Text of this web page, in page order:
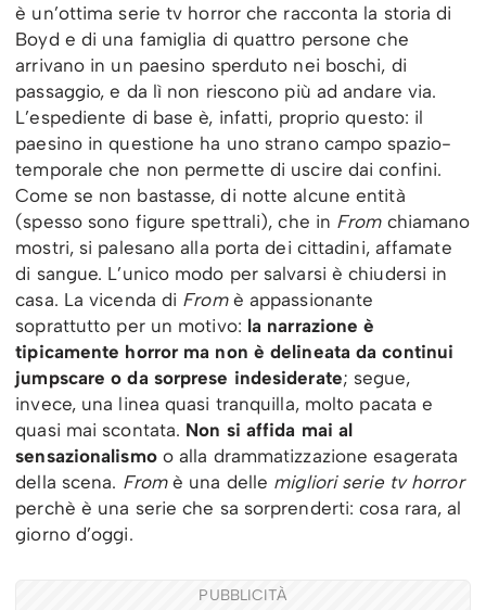
è un’ottima serie tv horror che racconta la storia di
Boyd e di una famiglia di quattro persone che
arrivano in un paesino sperduto nei boschi, di
passaggio, e da lì non riescono più ad andare via.
L’espediente di base è, infatti, proprio questo: il
paesino in questione ha uno strano campo spazio-
temporale che non permette di uscire dai confini.
Come se non bastasse, di notte alcune entità
(spesso sono figure spettrali), che in From chiamano
mostri, si palesano alla porta dei cittadini, affamate
di sangue. L’unico modo per salvarsi è chiudersi in
casa. La vicenda di From è appassionante
soprattutto per un motivo: la narrazione è
tipicamente horror ma non è delineata da continui
jumpscare o da sorprese indesiderate; segue,
invece, una linea quasi tranquilla, molto pacata e
quasi mai scontata. Non si affida mai al
sensazionalismoo alla drammatizzazione esagerata
della scena. Fromè una delle migliori serie tv horror
perchè è una serie che sa sorprenderti: cosa rara, al
giorno d’oggi.
PUBBLICITÀ